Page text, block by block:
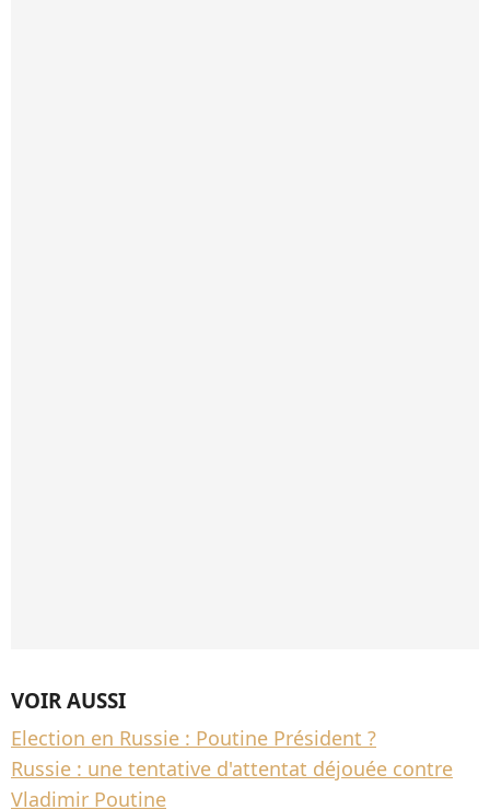
VOIR AUSSI
Election en Russie : Poutine Président ?
Russie : une tentative d'attentat déjouée contre
Vladimir Poutine